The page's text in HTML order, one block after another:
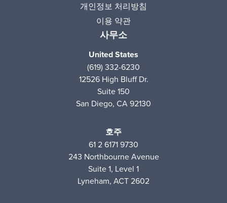
개인정보 처리방침
이용 약관
사무소
United States
(619) 332-6230
12526 High Bluff Dr.
Suite 150
San Diego, CA 92130
호주
61 2 6171 9730
243 Northbourne Avenue
Suite 1, Level 1
Lyneham, ACT 2602